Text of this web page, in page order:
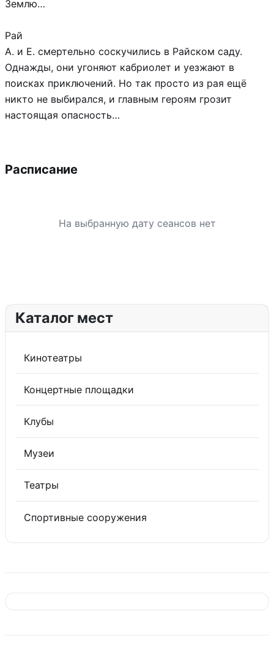
Землю…
Рай
А. и Е. смертельно соскучились в Райском саду.
Однажды, они угоняют кабриолет и уезжают в
поисках приключений. Но так просто из рая ещё
никто не выбирался, и главным героям грозит
настоящая опасность…
Расписание
На выбранную дату сеансов нет
Каталог мест
Кинотеатры
Концертные площадки
Клубы
Музеи
Театры
Спортивные сооружения